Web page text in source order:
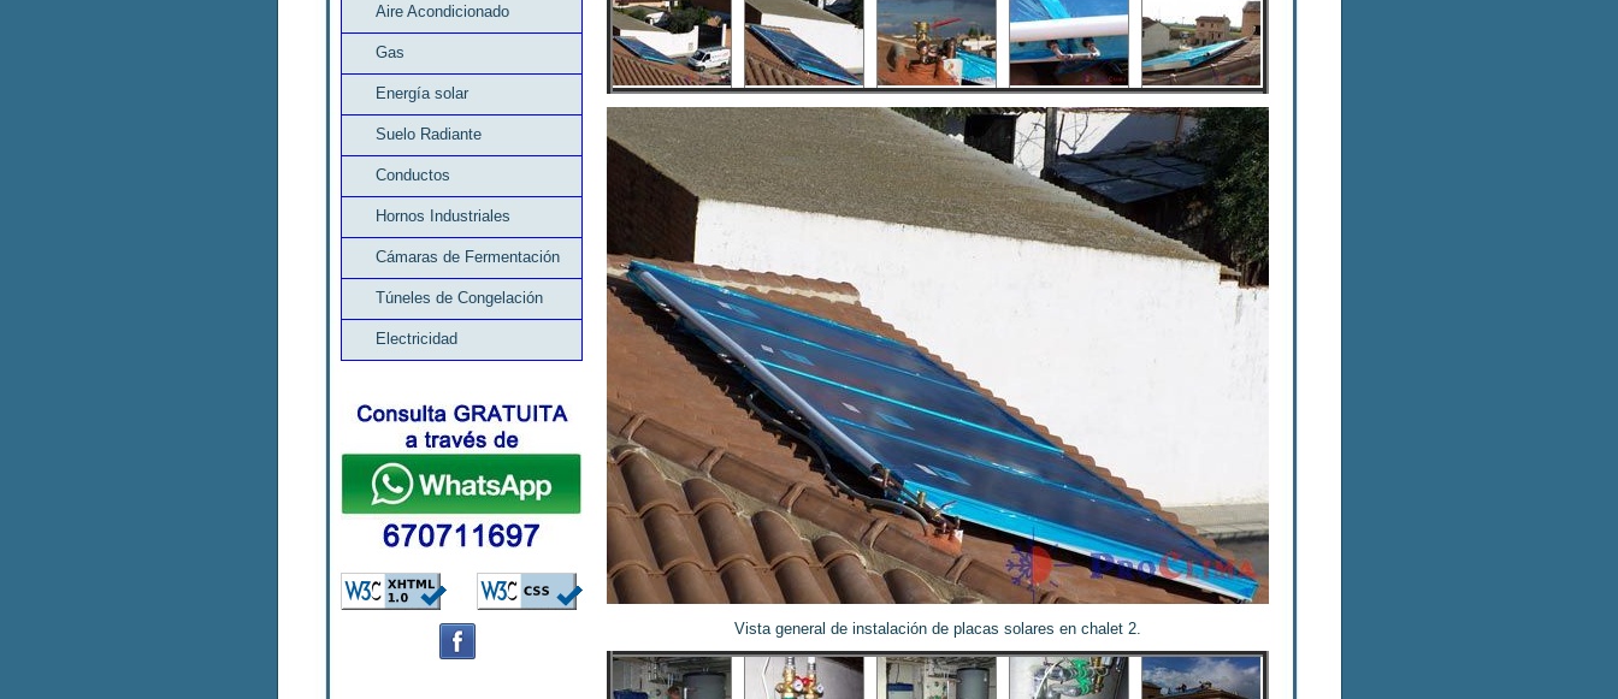
Aire Acondicionado
Gas
Energía solar
Suelo Radiante
Conductos
Hornos Industriales
Cámaras de Fermentación
Túneles de Congelación
Electricidad
Vista general de instalación de placas solares en chalet 2.